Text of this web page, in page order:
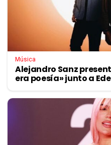
Música
Alejandro Sanz
era poesía» junto a